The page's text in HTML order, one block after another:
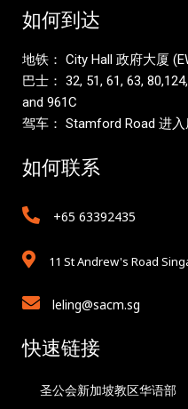
如何到达
地铁： City Hall 政府大厦
巴士： 32, 51, 61, 63,
and 961C
驾车： Stamford Road 进
如何联系
+65 63392435
11 St Andrew's Road
leling@sacm.sg
快速链接
圣公会新加坡教区华语部